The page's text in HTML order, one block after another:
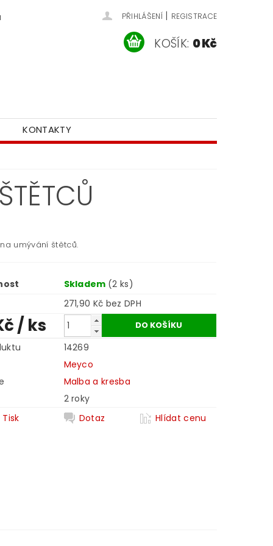
PŘIHLÁŠENÍ | REGISTRACE
KOŠÍK: 0 Kč
KONTAKTY
umývání štětců.
Skladem (2 ks)
271,90 Kč bez DPH
/ ks
14269
Meyco
Malba a kresba
2 roky
Tisk
Dotaz Hlídat cenu